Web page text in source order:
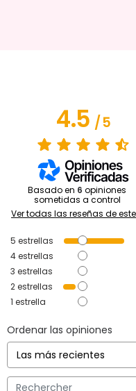
4.5/5
Basado en 6 opiniones
sometidas a control
Ver todas las reseñas de
5 estrellas
4estrellas
3 estrellas
2estrellas
1 estrella
Ordenar las opiniones